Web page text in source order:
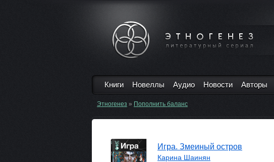
Книги Новеллы Аудио Новости Авторы
Этногенез » Пополнить баланс
Игра. Змеиный остров
Карина Шаинян